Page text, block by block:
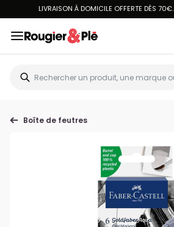
LIVRAISON À DOMICILE OFFERTE DÈS 70€.
Boîte de feutres